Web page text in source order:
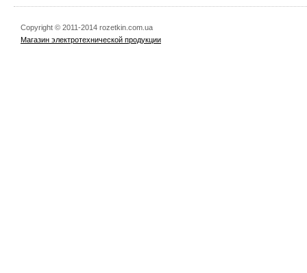
Copyright © 2011-2014 rozetkin.com.ua
Магазин электротехнической продукции